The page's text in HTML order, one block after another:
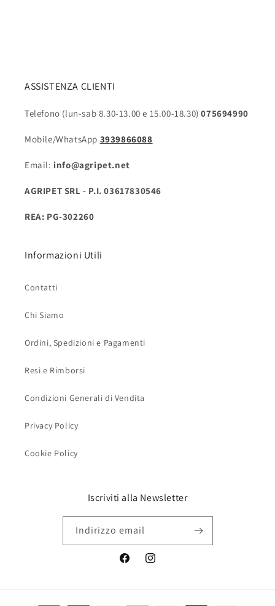
ASSISTENZA CLIENTI
Telefono (lun-sab 8.30-13.00 e 15.00-18.30)075694990
Mobile/WhatsApp 3939866088
Email: info@agripet.net
AGRIPET SRL - P.I. 03617830546
REA: PG-302260
Informazioni Utili
Contatti
Chi Siamo
Ordini, Spedizioni e Pagamenti
Resi e Rimborsi
Condizioni Generali di Vendita
Privacy Policy
Cookie Policy
Iscriviti alla Newsletter
Indirizzo email
FacebookInstagram